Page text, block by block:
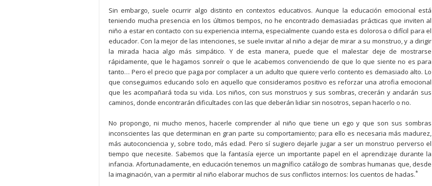
Sin embargo, suele ocurrir algo distinto en contextos educativos. Aunque la educación emocional está
teniendo mucha presencia en los últimos tiempos, no he encontrado demasiadas prácticas que inviten al
niño a estar en contacto con su experiencia interna, especialmente cuando esta es dolorosa o difícil para el
educador. Con la mejor de las intenciones, se suele invitar al niño a dejar de mirar a su monstruo, y a dirigir
la mirada hacia algo más simpático. Y de esta manera, puede que el malestar deje de mostrarse
rápidamente, que le hagamos sonreír o que le acabemos convenciendo de que lo que siente no es para
tanto… Pero el precio que paga por complacer a un adulto que quiere verlo contento es demasiado alto. Lo
que conseguimos educando solo en aquello que consideramos positivo es reforzar una atrofia emocional
que les acompañará toda su vida. Los niños, con sus monstruos y sus sombras, crecerán y andarán sus
caminos, donde encontrarán dificultades con las que deberán lidiar sin nosotros, sepan hacerlo o no.
No propongo, ni mucho menos, hacerle comprender al niño que tiene un ego y que son sus sombras
inconscientes las que determinan en gran parte su comportamiento; para ello es necesaria más madurez,
más autoconciencia y, sobre todo, más edad. Pero sí sugiero dejarle jugar a ser un monstruo perverso el
tiempo que necesite. Sabemos que la fantasía ejerce un importante papel en el aprendizaje durante la
infancia. Afortunadamente, en educación tenemos un magnífico catálogo de sombras humanas que, desde
la imaginación, van a permitir al niño elaborar muchos de sus conflictos internos: los cuentos de hadas.*